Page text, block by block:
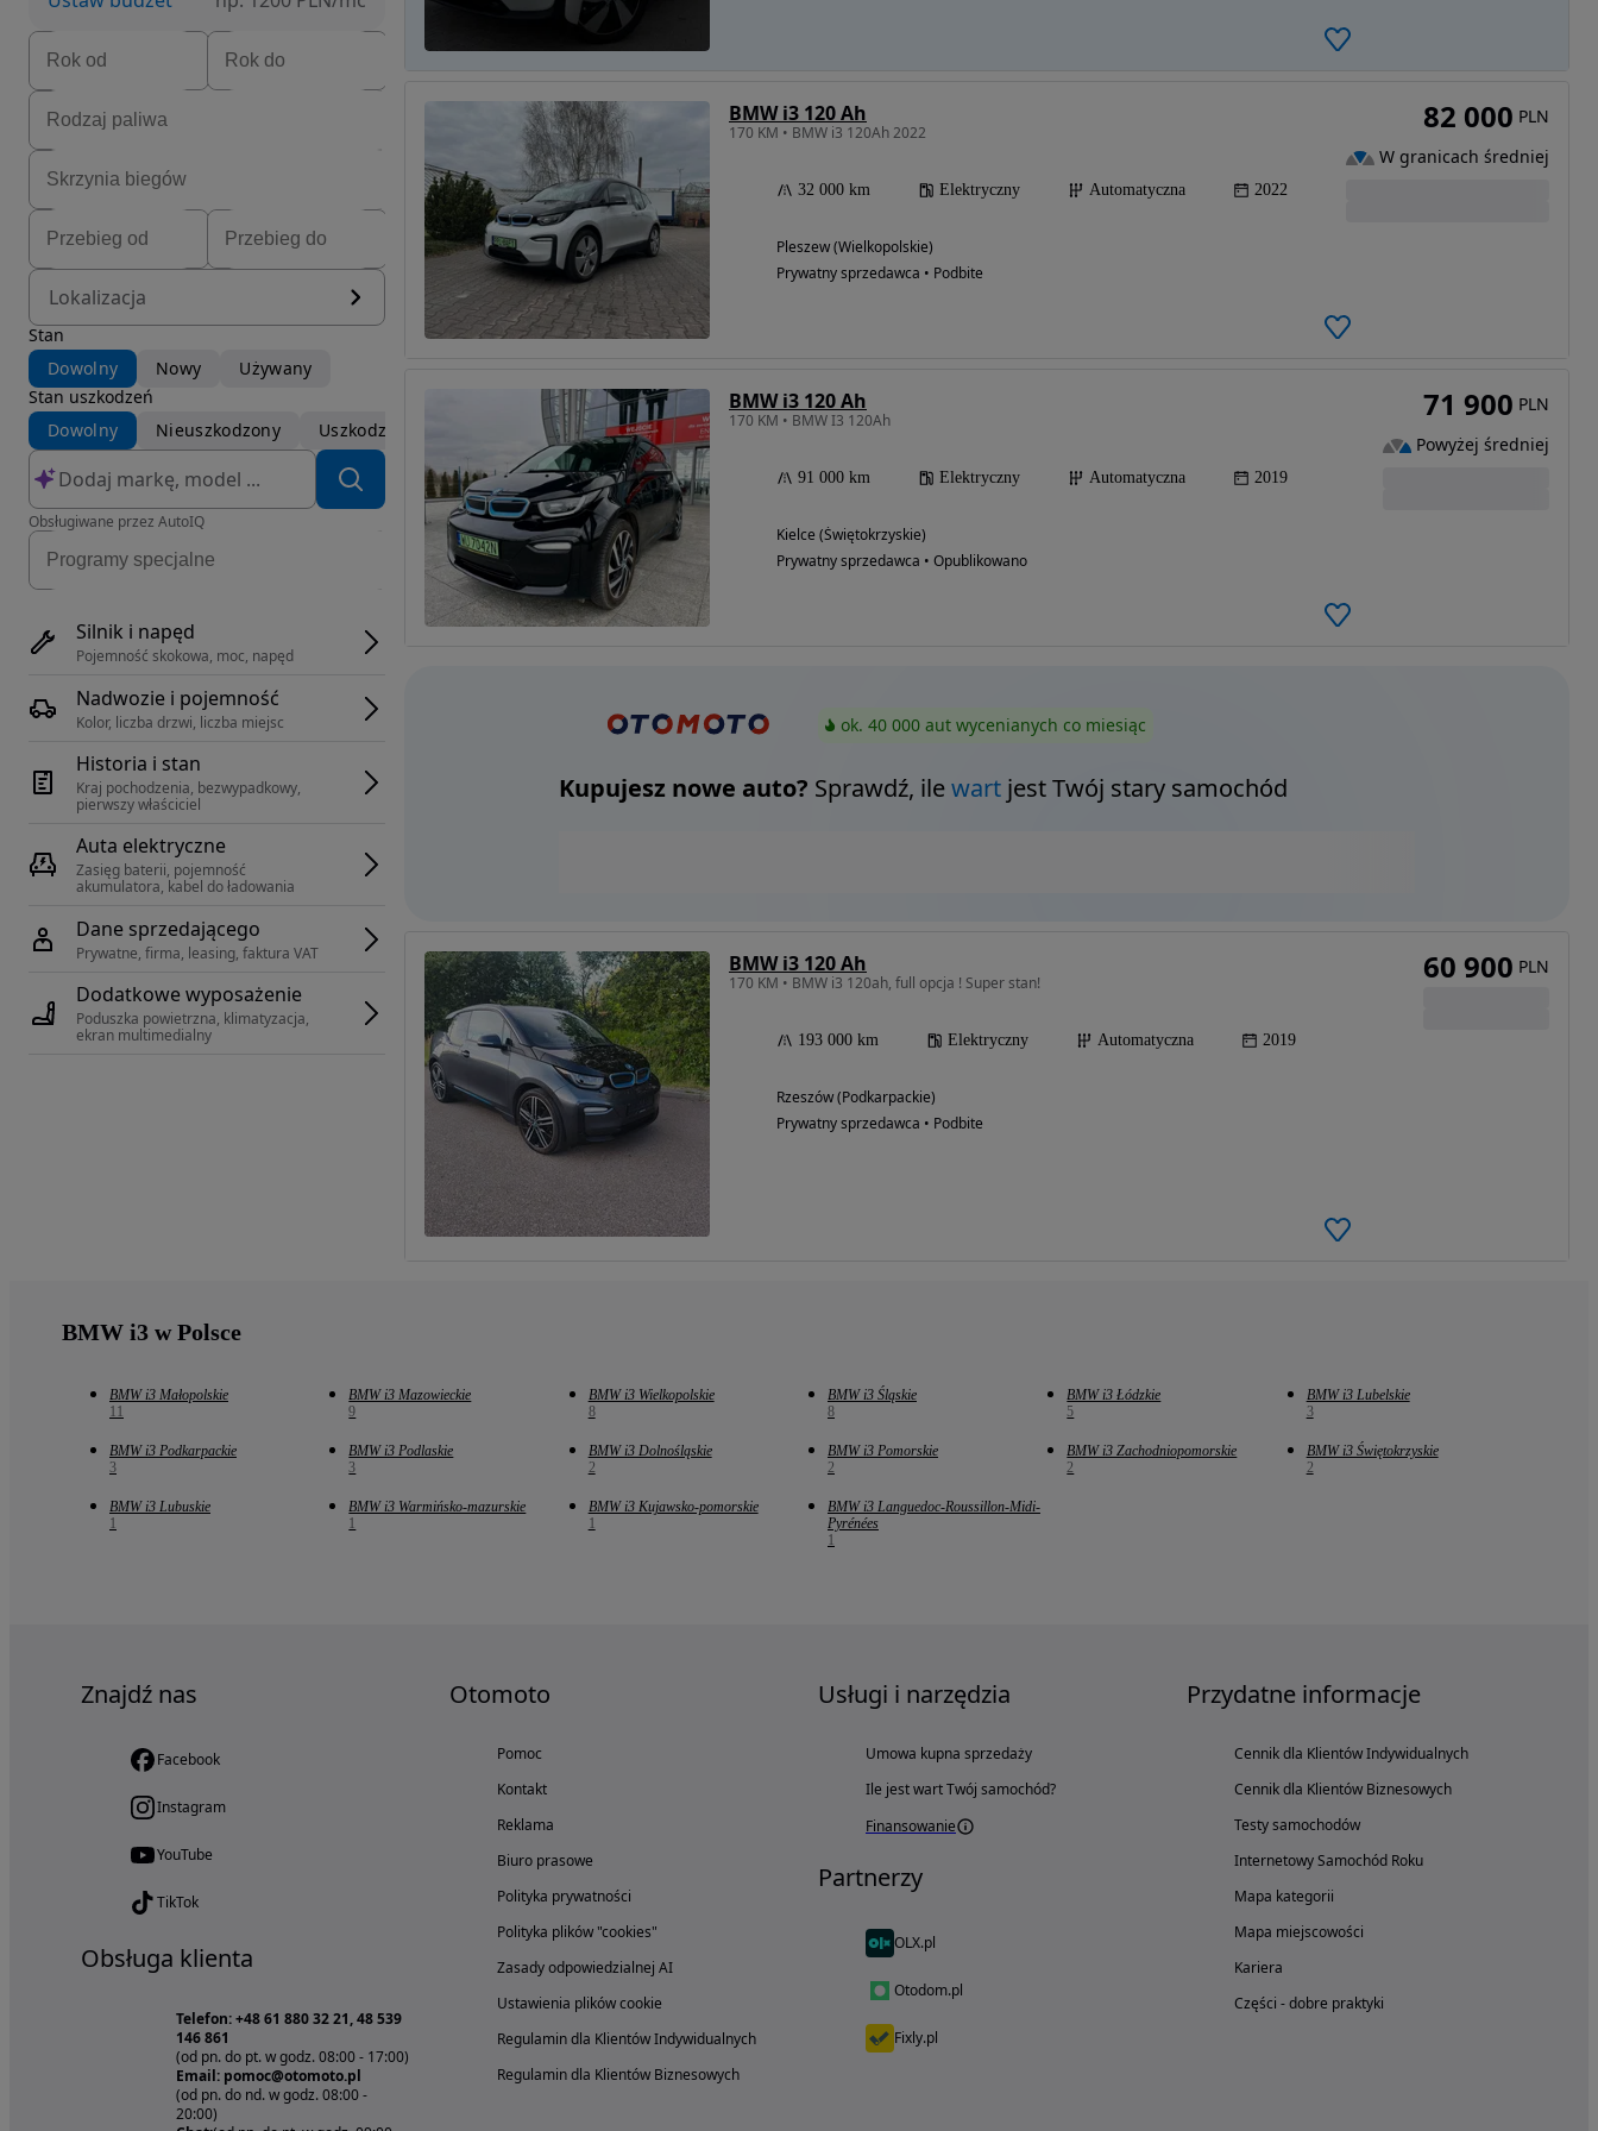
Lokalizacja
Stan
Dowolny
Nowy
Używany
Stan uszkodzeń
Dowolny
Nieuszkodzony Uszkodzony
Obsługiwane przez AutoIQ
Silnik i napęd
Pojemność skokowa, moc, napęd
Nadwozie i pojemność
Kolor, liczba drzwi, liczba miejsc
Historia i stan
Kraj pochodzenia, bezwypadkowy,
pierwszy właściciel
Auta elektryczne
Zasięg baterii, pojemność
akumulatora, kabel do ładowania
Dane sprzedającego
Prywatne, firma, leasing, faktura VAT
Dodatkowe wyposażenie
Poduszka powietrzna, klimatyzacja,
ekran multimedialny
BMW i3 120 Ah
170 KM • BMW i3 120Ah 2022
32 000 km Elektryczny Automatyczna 2022
Pleszew (Wielkopolskie)
Prywatny sprzedawca • Podbite
82 000 PLN
W granicach średniej
BMW i3 120 Ah
170 KM • BMW I3 120Ah
91 000 km Elektryczny Automatyczna 2019
Kielce (Świętokrzyskie)
Prywatny sprzedawca • Opublikowano
71 900 PLN
Powyżej średniej
ok. 40 000 aut wycenianych co miesiąc
Kupujesz nowe auto? Sprawdź, ilewartjest Twój stary samochód
BMW i3 120 Ah
170 KM • BMW i3 120ah, full opcja ! Super stan!
193 000 km Elektryczny Automatyczna 2019
Rzeszów (Podkarpackie)
Prywatny sprzedawca • Podbite
60 900 PLN
BMW i3 w Polsce
BMW i3 Małopolskie
11
BMW i3 Mazowieckie
9
BMW i3 Wielkopolskie
8
BMW i3 Śląskie
8
BMW i3 Łódzkie
5
BMW i3 Lubelskie
3
BMW i3 Podkarpackie
3
BMW i3 Podlaskie
3
BMW i3 Dolnośląskie
2
BMW i3 Pomorskie
2
BMW i3 Zachodniopomorskie
2
BMW i3 Świętokrzyskie
2
BMW i3 Lubuskie
1
BMW i3 Warmińsko-mazurskie
1
BMW i3 Kujawsko-pomorskie
1
BMW i3 Languedoc-Roussillon-Midi-
Pyrénées
1
Znajdź nas
Facebook
Instagram
YouTube
TikTok
Obsługa klienta
Telefon: +48 61 880 32 21, 48 539
146 861
(od pn. do pt. w godz. 08:00 - 17:00)
Email: pomoc@otomoto.pl
(od pn. do nd. w godz. 08:00 -
20:00)
Otomoto
Pomoc
Kontakt
Reklama
Biuro prasowe
Polityka prywatności
Polityka plików "cookies"
Zasady odpowiedzialnej AI
Ustawienia plików cookie
Regulamin dla Klientów Indywidualnych
Regulamin dla Klientów Biznesowych
Usługi i narzędzia
Umowa kupna sprzedaży
Ile jest wart Twój samochód?
Finansowanie
Partnerzy
OLX.pl
Otodom.pl
Fixly.pl
Przydatne informacje
Cennik dla Klientów Indywidualnych
Cennik dla Klientów Biznesowych
Testy samochodów
Internetowy Samochód Roku
Mapa kategorii
Mapa miejscowości
Kariera
Części - dobre praktyki